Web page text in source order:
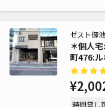
＊個人
町476:
ゼスト御
時間貸し